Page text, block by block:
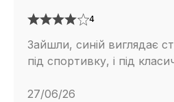
4
Зайшли, синій виглядає
під спортивку, і під
27/06/26